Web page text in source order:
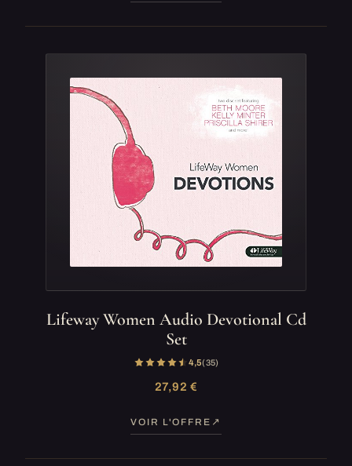
Lifeway Women Audio Devotional Cd
Set
4,5(35)
27,92 €
VOIR L'OFFRE